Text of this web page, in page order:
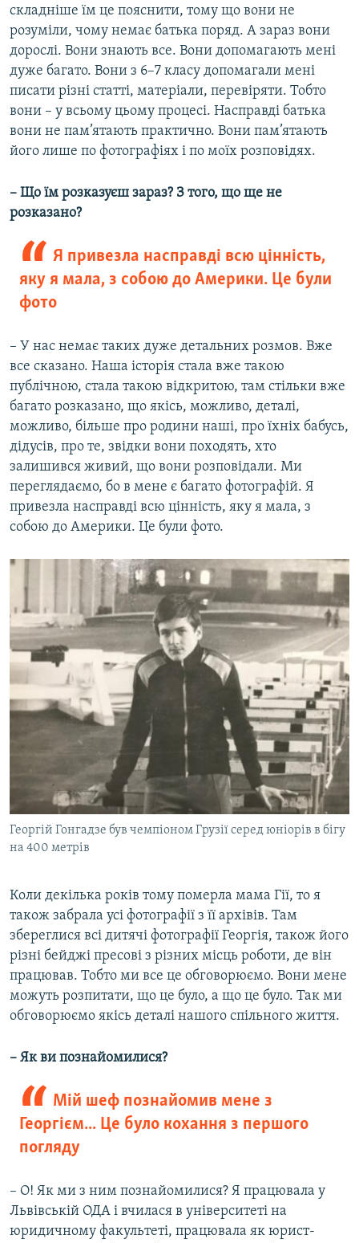
складніше їм це пояснити, тому що вони не
розуміли, чому немає батька поряд. А зараз вони
дорослі. Вони знають все. Вони допомагають мені
дуже багато. Вони з 6–7 класу допомагали мені
писати різні статті, матеріали, перевіряти. Тобто
вони – у всьому цьому процесі. Насправді батька
вони не пам’ятають практично. Вони пам’ятають
його лише по фотографіях і по моїх розповідях.
– Що їм розказуєш зараз? З того, що ще не
розказано?
Я привезла насправді всю цінність,
яку я мала, з собою до Америки. Це були
фото
– У нас немає таких дуже детальних розмов. Вже
все сказано. Наша історія стала вже такою
публічною, стала такою відкритою, там стільки вже
багато розказано, що якісь, можливо, деталі,
можливо, більше про родини наші, про їхніх бабусь,
дідусів, про те, звідки вони походять, хто
залишився живий, що вони розповідали. Ми
переглядаємо, бо в мене є багато фотографій. Я
привезла насправді всю цінність, яку я мала, з
собою до Америки. Це були фото.
Георгій Гонгадзе був чемпіоном Грузії серед юніорів в бігу
на 400 метрів
Коли декілька років тому померла мама Гії, то я
також забрала усі фотографії з її архівів. Там
збереглися всі дитячі фотографії Георгія, також його
різні бейджі пресові з різних місць роботи, де він
працював. Тобто ми все це обговорюємо. Вони мене
можуть розпитати, що це було, а що це було. Так ми
обговорюємо якісь деталі нашого спільного життя.
– Як ви познайомилися?
Мій шеф познайомив мене з
Георгієм... Це було кохання з першого
погляду
– О! Як ми з ним познайомилися? Я працювала у
Львівській ОДА і вчилася в університеті на
юридичному факультеті, працювала як юрист-